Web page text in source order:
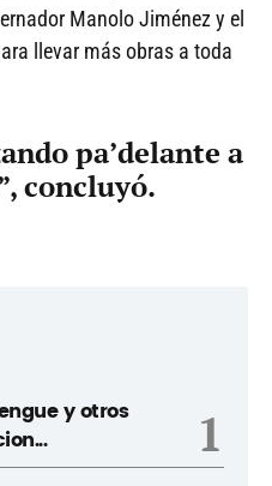
Manolo Jiménez y el
llevar más obras a toda
pa’delante a
concluyó.
y otros
1